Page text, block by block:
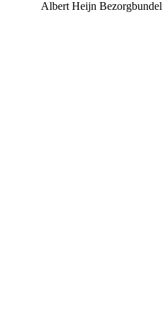
Albert Heijn Bezorgbundel